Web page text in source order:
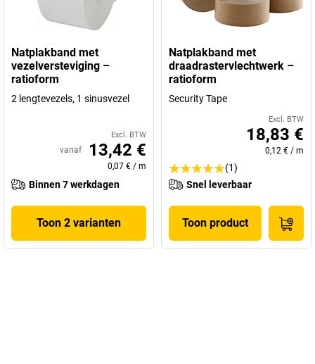
Natplakband met
vezelversteviging –
ratioform
2 lengtevezels, 1 sinusvezel
Excl. BTW
vanaf 13,42 €
0,07 € / m
Binnen 7 werkdagen
Toon 2 varianten
Natplakband met
draadrastervlechtwerk –
ratioform
Security Tape
Excl. BTW
18,83 €
0,12 € / m
(1)
Snel leverbaar
Toon product